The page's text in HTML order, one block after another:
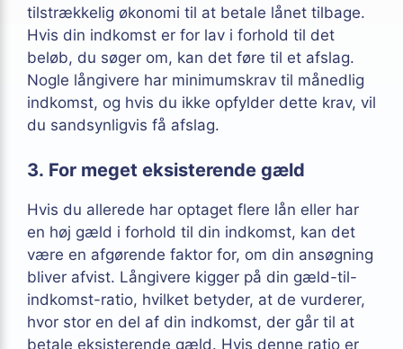
tilstrækkelig økonomi til at betale lånet tilbage.
Hvis din indkomst er for lav i forhold til det
beløb, du søger om, kan det føre til et afslag.
Nogle långivere har minimumskrav til månedlig
indkomst, og hvis du ikke opfylder dette krav, vil
du sandsynligvis få afslag.
3. For meget eksisterende gæld
Hvis du allerede har optaget flere lån eller har
en høj gæld i forhold til din indkomst, kan det
være en afgørende faktor for, om din ansøgning
bliver afvist. Långivere kigger på din gæld-til-
indkomst-ratio, hvilket betyder, at de vurderer,
hvor stor en del af din indkomst, der går til at
betale eksisterende gæld. Hvis denne ratio er